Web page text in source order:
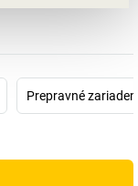
práca viedla okrem
To je o
Prepravné